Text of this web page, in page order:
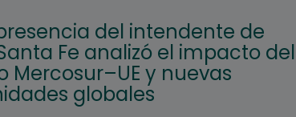
del intendente de
Fe analizó el impacto del
Mercosur–UE y nuevas
globales